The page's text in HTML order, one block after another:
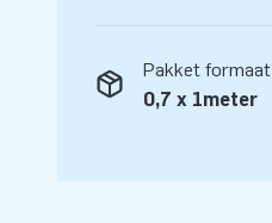
Pakket formaat
0,7 x 1meter